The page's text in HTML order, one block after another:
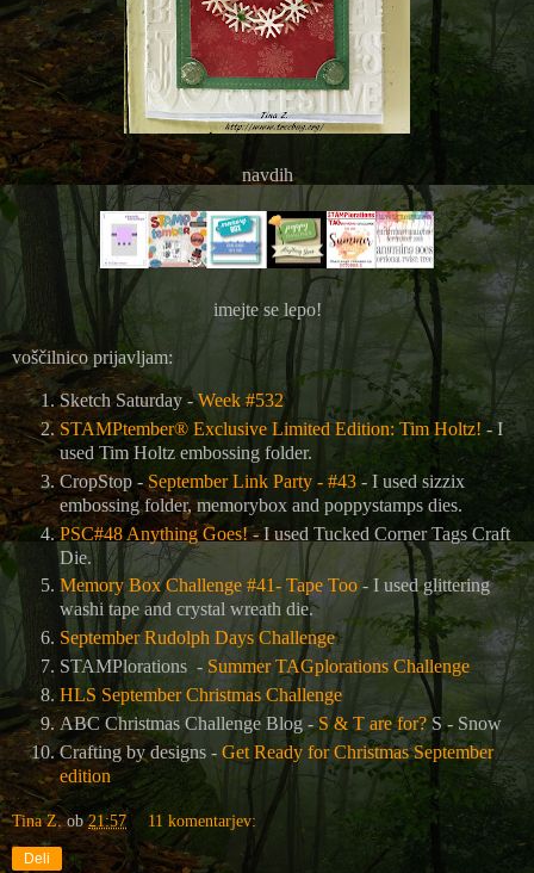
navdih
imejte se lepo!
voščilnico prijavljam:
Sketch Saturday -Week #532
STAMPtember® Exclusive Limited Edition: Tim Holtz! - I
used Tim Holtz embossing folder.
CropStop -September Link Party - #43 - I used sizzix
embossing folder, memorybox and poppystamps dies.
PSC#48 Anything Goes!- I used Tucked Corner Tags Craft
Die.
Memory Box Challenge #41- Tape Too- I used glittering
washi tape and crystal wreath die.
September Rudolph Days Challenge
STAMPlorations - Summer TAGplorations Challenge
HLS September Christmas Challenge
ABC Christmas Challenge Blog - S & T are for? S - Snow
Crafting by designs - Get Ready for Christmas September
edition
Tina Z. ob21:57 11 komentarjev:
Deli